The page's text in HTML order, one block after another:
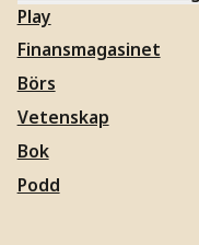
Play
Finansmagasinet
Börs
Vetenskap
Bok
Podd